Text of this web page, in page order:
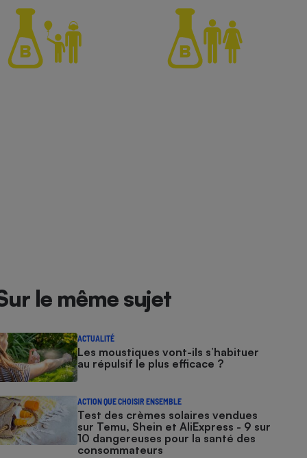
le même sujet
ACTUALITÉ
Les moustiques vont-ils s’habituer
au répulsif le plus efficace ?
ACTION QUE CHOISIR ENSEMBLE
Test des crèmes solaires vendues
sur Temu, Shein et AliExpress - 9 sur
10 dangereuses pour la santé des
consommateurs